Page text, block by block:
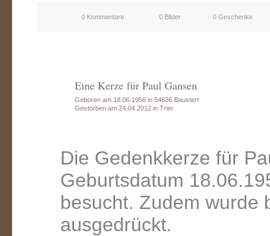
0 Kommentare 0 Bilder 0 Geschenke
Eine Kerze für Paul Gansen
Geboren am 18.06.1956 in 54636 Baustert
Gestorben am 24.04.2012 in Trier
Die Gedenkkerze für
Geburtsdatum
besucht. Zudem wurde
ausgedrückt.